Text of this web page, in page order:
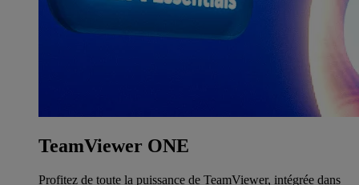
TeamViewer ONE
Profitez de toute la puissance de TeamViewer, intégrée dans